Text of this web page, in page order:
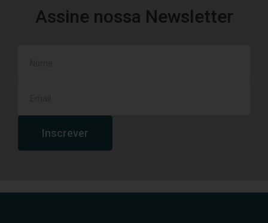
Assine nossa Newsletter
Inscrever